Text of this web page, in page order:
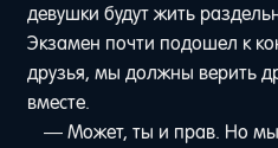
девушки будут жить
Экзамен почти подошел к
друзья, мы должны верить
вместе.
— Может, ты и прав. Но